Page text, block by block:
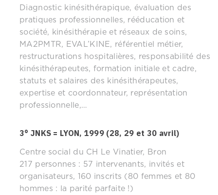
Diagnostic kinésithérapique, évaluation des
pratiques professionnelles, rééducation et
société, kinésithérapie et réseaux de soins,
MA2PMTR, EVAL’KINE, référentiel métier,
restructurations hospitalières, responsabilité des
kinésithérapeutes, formation initiale et cadre,
statuts et salaires des kinésithérapeutes,
expertise et coordonnateur, représentation
professionnelle,…
3° JNKS = LYON, 1999 (28, 29 et 30 avril)
Centre social du CH Le Vinatier, Bron
217 personnes : 57 intervenants, invités et
organisateurs, 160 inscrits (80 femmes et 80
hommes : la parité parfaite !)